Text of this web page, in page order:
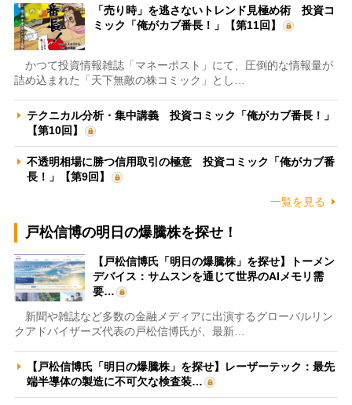
「売り時」を逃さないトレンド見極め術 投資コ
ミック「俺がカブ番長！」【第11回】
かつて投資情報雑誌「マネーポスト」にて、圧倒的な情報量が
詰め込まれた「天下無敵の株コミック」とし…
テクニカル分析・集中講義 投資コミック「俺がカブ番長！」
【第10回】
不透明相場に勝つ信用取引の極意 投資コミック「俺がカブ番
長！」【第9回】
一覧を見る
戸松信博の明日の爆騰株を探せ！
【戸松信博氏「明日の爆騰株」を探せ】トーメン
デバイス：サムスンを通じて世界のAIメモリ需
要…
新聞や雑誌など多数の金融メディアに出演するグローバルリン
クアドバイザーズ代表の戸松信博氏が、最新…
【戸松信博氏「明日の爆騰株」を探せ】レーザーテック：最先
端半導体の製造に不可欠な検査装…